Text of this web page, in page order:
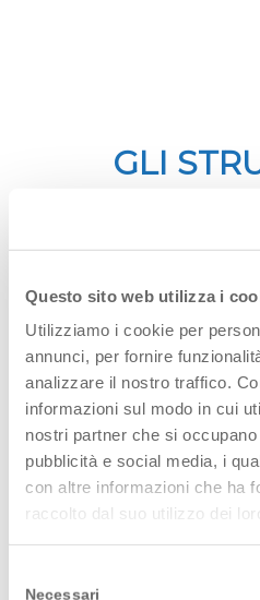
Questo sito web utilizza i
Utilizziamo i cookie per
annunci, per fornire
analizzare il nostro traffico.
informazioni sul modo in cui
nostri partner che si
pubblicità e social media, i
con altre informazioni che ha
raccolto dal suo utilizzo dei
Necessari
GLI
DIGITALI A
3